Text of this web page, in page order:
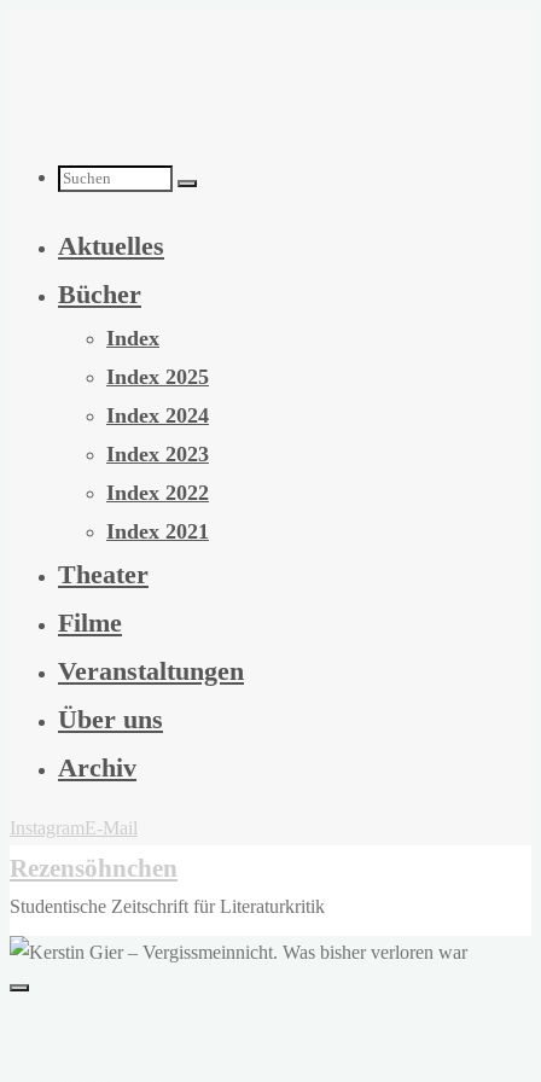
Suchen
nach:
Aktuelles
Bücher
Index
Index 2025
Index 2024
Index 2023
Index 2022
Index 2021
Theater
Filme
Veranstaltungen
Über uns
Archiv
InstagramE-Mail
Rezensöhnchen
Studentische Zeitschrift für Literaturkritik